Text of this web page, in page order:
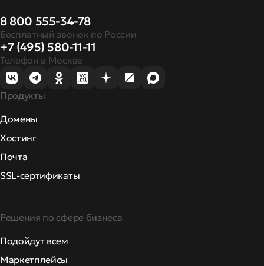
8 800 555-34-78
Бесплатный звонок по России
+7 (495) 580-11-11
Телефон в Москве
Продукты
Домены
Хостинг
Почта
SSL-сертификаты
Решения по сфере бизнеса
Подойдут всем
Маркетплейсы